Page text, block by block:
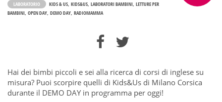
LABORATORIO KIDS & US KIDS&US LABORATORI BAMBINI LETTURE PER
BAMBINI OPEN DAY DEMO DAY RADIOMAMMA
Hai dei bimbi piccoli e sei alla ricerca di corsi di inglese su
misura? Puoi scorpire quelli di Kids&Us di Milano Corsica
durante il DEMO DAY in programma per oggi!